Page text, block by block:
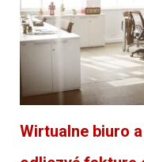
Wirtualne biuro